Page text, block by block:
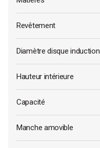
Revêtement
Diamètre disque induction
Hauteur intérieure
Capacité
Manche amovible